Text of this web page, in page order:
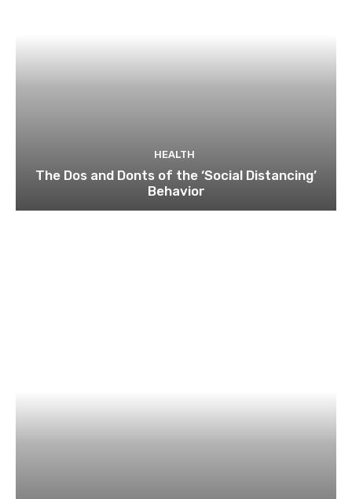
HEALTH
The Dos and Donts of the ‘Social Distancing’
Behavior